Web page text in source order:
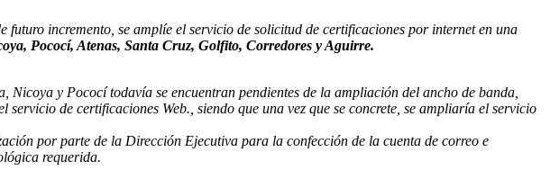
incremento, se amplíe el servicio de solicitud de certificaciones por internet en una
Pococí, Atenas, Santa Cruz, Golfito, Corredores y Aguirre.
Nicoya y Pococítodavía se encuentran pendientes de la ampliación del ancho de banda,
servicio de certificaciones Web., siendo que una vez que se concrete, se ampliaría el servicio
por parte de la Dirección Ejecutiva para la confección de la cuenta de correo e
requerida.